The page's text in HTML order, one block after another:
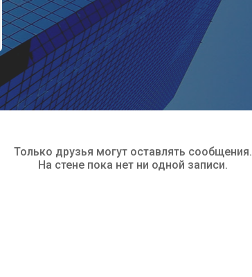
Только друзья могут оставлять сообщения.
На стене пока нет ни одной записи.